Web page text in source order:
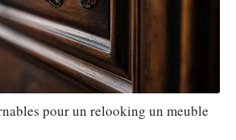
pour un relooking un meuble